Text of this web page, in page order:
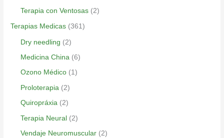
Terapia con Ventosas (2)
Terapias Medicas (361)
Dry needling (2)
Medicina China (6)
Ozono Médico (1)
Proloterapia (2)
Quiropráxia (2)
Terapia Neural (2)
Vendaje Neuromuscular (2)